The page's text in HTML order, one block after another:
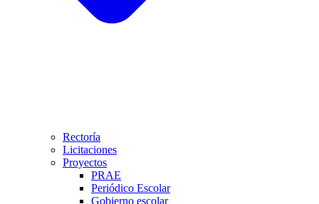
Rectoría
Licitaciones
Proyectos
PRAE
Periódico Escolar
Gobierno escolar